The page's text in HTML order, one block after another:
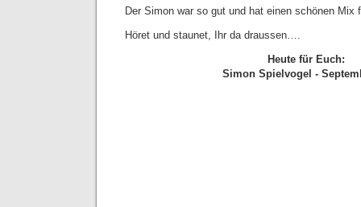
Der Simon war so gut und hat einen schönen Mix
Höret und staunet, Ihr da draussen….
Heute für Euch:
Simon Spielvogel -